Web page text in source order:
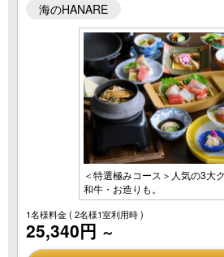
海のHANARE
＜特選極みコース＞人気の3大
和牛・お造りも。
1名様料金( 2名様1室利用時 )
25,340円 ～